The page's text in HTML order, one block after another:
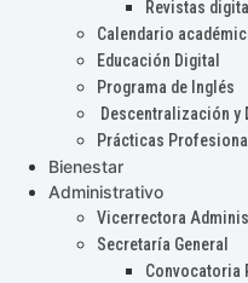
Revistas
Calendario
Educación Digital
Programa de Inglés
Descentralización y
Prácticas
Bienestar
Administrativo
Vicerrectora
Secretaría General
Convocatoria